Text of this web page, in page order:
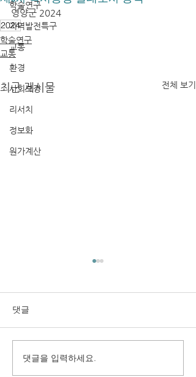
학술연구
지역발전특구
교통
환경
사회보장
리서치
정보화
원가계산
영양군 2024
2024
학술연구
교통
최근 게시물 전체 보기
구미시 취업지원센터 만족
댓글
댓글을 입력하세요.